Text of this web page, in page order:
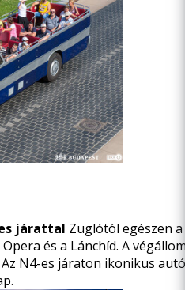
járattal Zuglótól egészen
és a Lánchíd. A
N4-es járaton ikonikus